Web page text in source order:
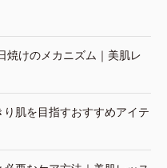
焼けのメカニズム｜美肌レ
り肌を目指すおすすめアイテ